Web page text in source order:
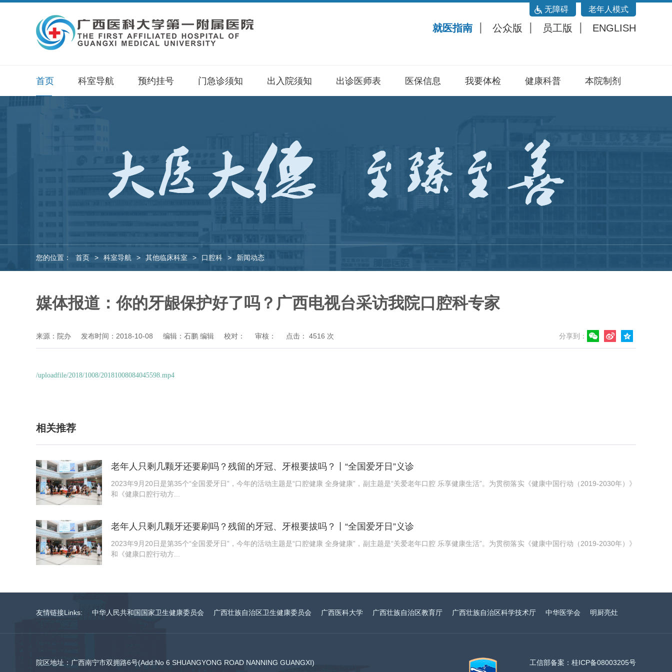
无障碍 老年人模式
就医指南 公众版 员工版 ENGLISH
首页 科室导航 预约挂号 门急诊须知 出入院须知 出诊医师表 医保信息 我要体检 健康科普 本院制剂
您的位置： 首页 > 科室导航 > 其他临床科室 > 口腔科 > 新闻动态
媒体报道：你的牙龈保护好了吗？广西电视台采访我院口腔科专家
来源：院办 发布时间：2018-10-08 编辑：石鹏 编辑 校对： 审核： 点击： 4516 次 分享到：
/uploadfile/2018/1008/20181008084045598.mp4
相关推荐
老年人只剩几颗牙还要刷吗？残留的牙冠、牙根要拔吗？丨“全国爱牙日”义诊
2023年9月20日是第35个“全国爱牙日”，今年的活动主题是“口腔健康 全身健康”，副主题是“关爱老年口腔 乐享健康生活”。为贯彻落实《健康中国行动（2019-2030年）》
和《健康口腔行动方...
老年人只剩几颗牙还要刷吗？残留的牙冠、牙根要拔吗？丨“全国爱牙日”义诊
2023年9月20日是第35个“全国爱牙日”，今年的活动主题是“口腔健康 全身健康”，副主题是“关爱老年口腔 乐享健康生活”。为贯彻落实《健康中国行动（2019-2030年）》
和《健康口腔行动方...
友情链接Links: 中华人民共和国国家卫生健康委员会 广西壮族自治区卫生健康委员会 广西医科大学 广西壮族自治区教育厅 广西壮族自治区科学技术厅 中华医学会 明厨亮灶
院区地址：广西南宁市双拥路6号(Add:No 6 SHUANGYONG ROAD NANNING GUANGXI) 工信部备案：桂ICP备08003205号